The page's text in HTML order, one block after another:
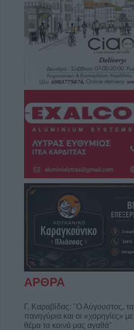
ΑΡΘΡΑ
Γ. Καραβίδας: "Ο Αύγουστος, τα
πανηγύρια και οι «χορηγίες» με
θέμα τα κοινά μας αγαθά"